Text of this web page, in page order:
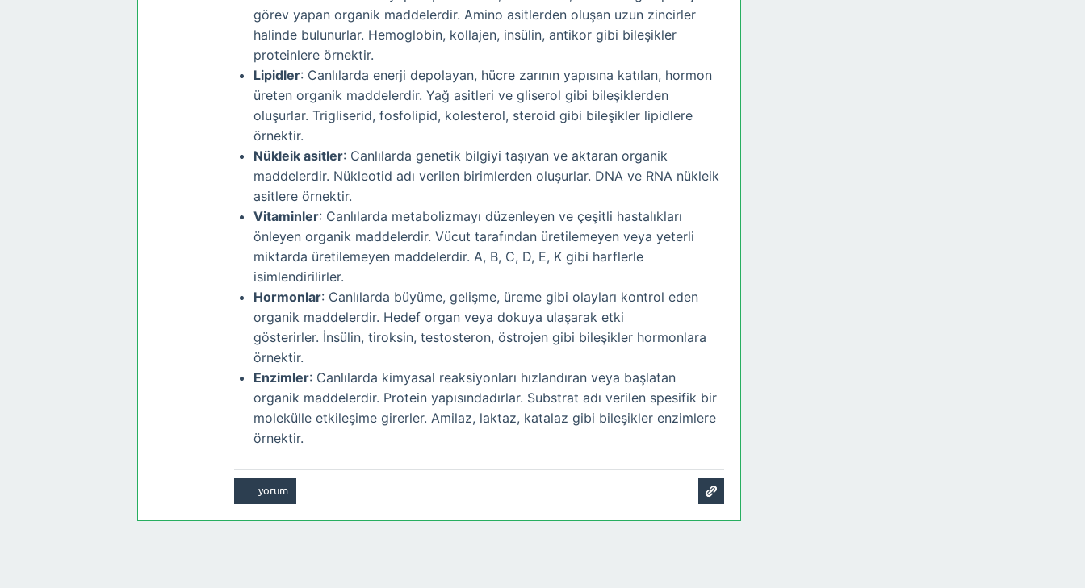
görev yapan organik maddelerdir. Amino asitlerden oluşan uzun zincirler
halinde bulunurlar. Hemoglobin, kollajen, insülin, antikor gibi bileşikler
proteinlere örnektir.
Lipidler: Canlılarda enerji depolayan, hücre zarının yapısına katılan, hormon
üreten organik maddelerdir. Yağ asitleri ve gliserol gibi bileşiklerden
oluşurlar. Trigliserid, fosfolipid, kolesterol, steroid gibi bileşikler lipidlere
örnektir.
Nükleik asitler: Canlılarda genetik bilgiyi taşıyan ve aktaran organik
maddelerdir. Nükleotid adı verilen birimlerden oluşurlar. DNA ve RNA nükleik
asitlere örnektir.
Vitaminler: Canlılarda metabolizmayı düzenleyen ve çeşitli hastalıkları
önleyen organik maddelerdir. Vücut tarafından üretilemeyen veya yeterli
miktarda üretilemeyen maddelerdir. A, B, C, D, E, K gibi harflerle
isimlendirilirler.
Hormonlar: Canlılarda büyüme, gelişme, üreme gibi olayları kontrol eden
organik maddelerdir. Hedef organ veya dokuya ulaşarak etki
gösterirler. İnsülin, tiroksin, testosteron, östrojen gibi bileşikler hormonlara
örnektir.
Enzimler: Canlılarda kimyasal reaksiyonları hızlandıran veya başlatan
organik maddelerdir. Protein yapısındadırlar. Substrat adı verilen spesifik bir
molekülle etkileşime girerler. Amilaz, laktaz, katalaz gibi bileşikler enzimlere
örnektir.